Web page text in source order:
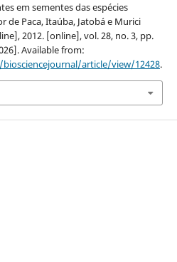
em sementes das espécies
de Paca, Itaúba, Jatobá e Murici
2012. [online], vol. 28, no. 3, pp.
Available from:
article/view/12428.